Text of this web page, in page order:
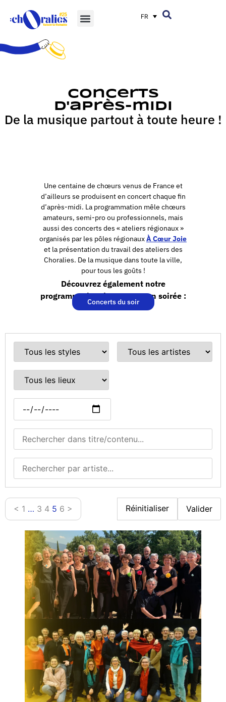
FR
Concerts
d'après-midi
De la musique partout à toute heure !
Une centaine de chœurs venus de France et
d’ailleurs se produisent en concert chaque fin
d’après-midi. La programmation mêle chœurs
amateurs, semi-pro ou professionnels, mais
aussi des concerts des « ateliers régionaux »
organisés par les pôles régionauxÀ Cœur Joie
et la présentation du travail des ateliers des
Choralies. De la musique dans toute la ville,
pour tous les goûts !
Découvrez également notre
programmation de concerts en soirée :
Concerts du soir
< 1 … 3 4 5 6 > Réinitialiser Valider